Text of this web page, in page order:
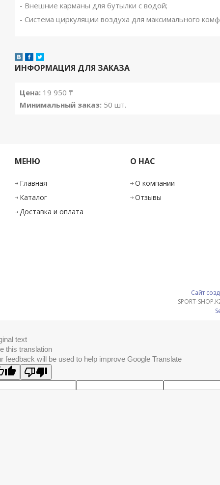
- Внешние карманы для бутылки с водой;
- Система циркуляции воздуха для максимального
ИНФОРМАЦИЯ ДЛЯ ЗАКАЗА
Цена: 19 950 ₸
Минимальный заказ: 50 шт.
МЕНЮ
Главная
Каталог
Доставка и оплата
О НАС
О компании
Отзывы
Сайт
SPORT-
text
this translation
feedback will be used to help improve Google Translate